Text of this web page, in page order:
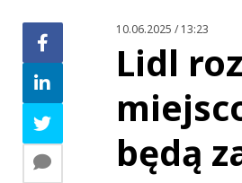
10.06.2025 / 13:23
Lidl
będą